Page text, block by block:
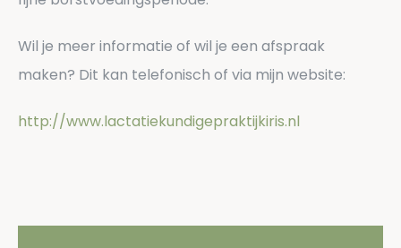
Wil je meer informatie of wil je een afspraak
maken? Dit kan telefonisch of via mijn website:
http://www.lactatiekundigepraktijkiris.nl